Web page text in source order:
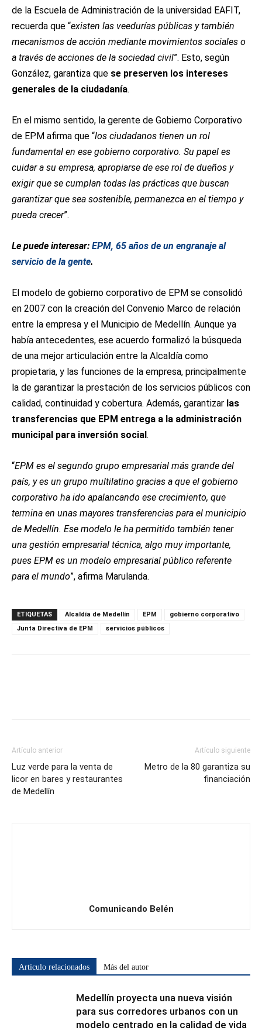
de la Escuela de Administración de la universidad EAFIT,
recuerda que “existen las veedurías públicas y también
mecanismos de acción mediante movimientos sociales o
a través de acciones de la sociedad civil”. Esto, según
González, garantiza que se preserven los intereses
generales de la ciudadanía.
En el mismo sentido, la gerente de Gobierno Corporativo
de EPM afirma que “los ciudadanos tienen un rol
fundamental en ese gobierno corporativo. Su papel es
cuidar a su empresa, apropiarse de ese rol de dueños y
exigir que se cumplan todas las prácticas que buscan
garantizar que sea sostenible, permanezca en el tiempo y
pueda crecer”.
Le puede interesar: EPM, 65 años de un engranaje al
servicio de la gente.
El modelo de gobierno corporativo de EPM se consolidó
en 2007 con la creación del Convenio Marco de relación
entre la empresa y el Municipio de Medellín. Aunque ya
había antecedentes, ese acuerdo formalizó la búsqueda
de una mejor articulación entre la Alcaldía como
propietaria, y las funciones de la empresa, principalmente
la de garantizar la prestación de los servicios públicos con
calidad, continuidad y cobertura. Además, garantizar las
transferencias que EPM entrega a la administración
municipal para inversión social.
“EPM es el segundo grupo empresarial más grande del
país, y es un grupo multilatino gracias a que el gobierno
corporativo ha ido apalancando ese crecimiento, que
termina en unas mayores transferencias para el municipio
de Medellín. Ese modelo le ha permitido también tener
una gestión empresarial técnica, algo muy importante,
pues EPM es un modelo empresarial público referente
para el mundo”, afirma Marulanda.
ETIQUETAS Alcaldía de Medellín EPM
gobierno corporativo
Junta Directiva de EPM
servicios públicos
Artículo anterior
Luz verde para la venta de
licor en bares y restaurantes
de Medellín
Artículo siguiente
Metro de la 80 garantiza su
financiación
Comunicando Belén
Artículo relacionados Más del autor
Medellín proyecta una nueva visión
para sus corredores urbanos con un
modelo centrado en la calidad de vida